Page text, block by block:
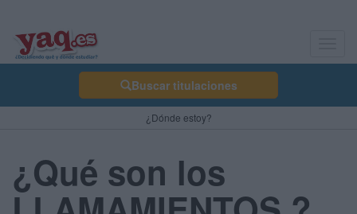
Buscar titulaciones
¿Dónde estoy?
¿Qué son los